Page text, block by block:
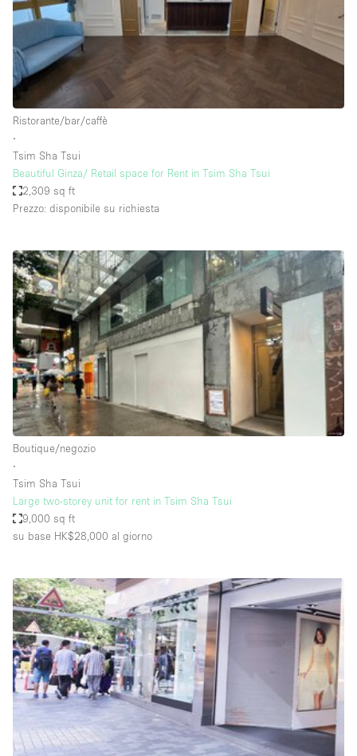
Animals Friendly
Aria condizionata
Arredamento
Attaccapanni
Attrezzature da ufficio
Bagni
Bagno
Bar
Camere Multiple
Camerini di prova
Concierge
Cucina
Elettricità
Esposizione di Automobili
Illuminazione
Impianto audiovisivo
Industriale
Licenza per Liquori
Livello strada
Luce Diurna
Magazzino
Parcheggio privato
Piano terra
Ristorante/bar/caffè
∙
Tsim Sha Tsui
Beautiful Ginza/ Retail space for Rent in Tsim Sha Tsui
2,309 sq ft
Prezzo: disponibile su richiesta
Boutique/negozio
∙
Tsim Sha Tsui
Large two-storey unit for rent in Tsim Sha Tsui
9,000 sq ft
su base HK$28,000 al giorno